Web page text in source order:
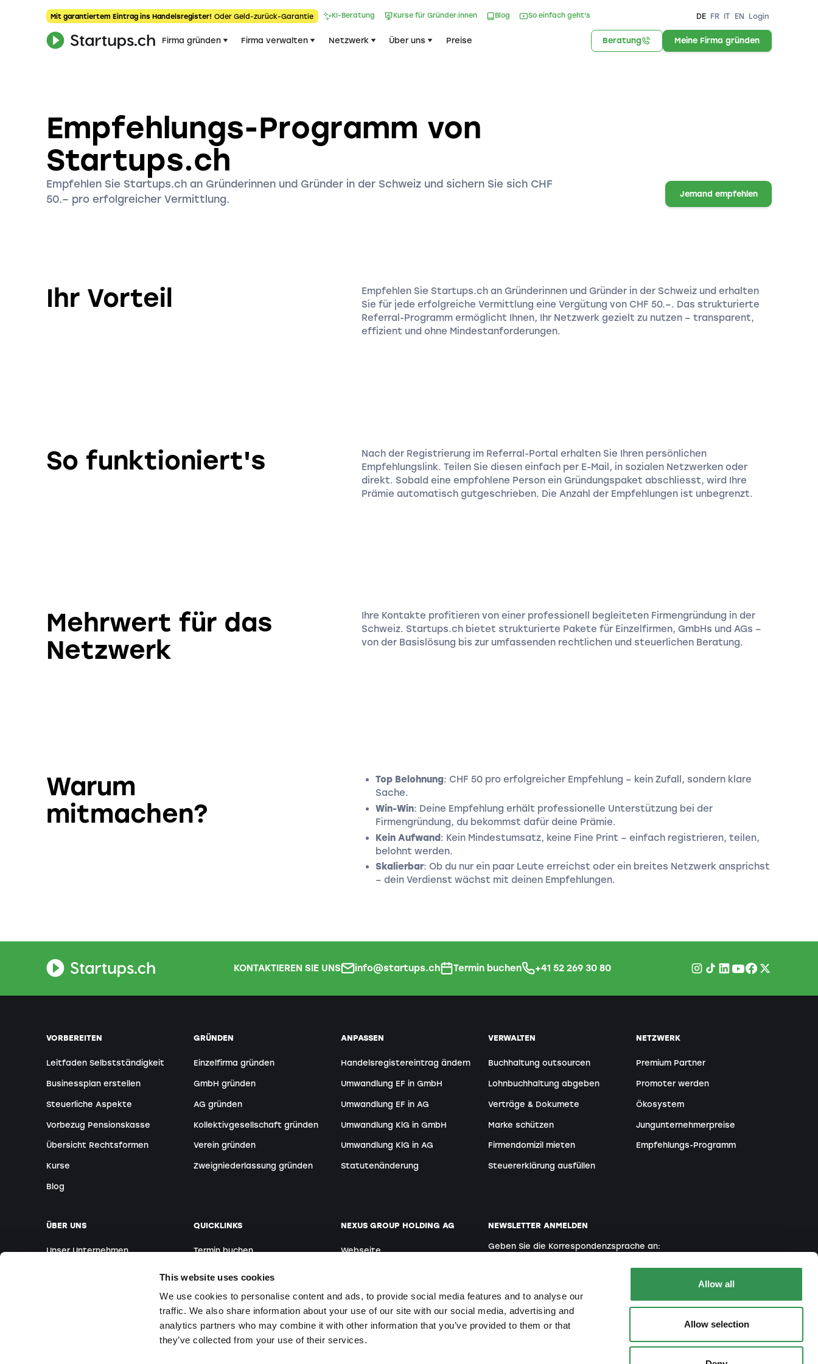
This website uses cookies
We use cookies to personalise content and ads, to provide social media features and to analyse our
traffic. We also share information about your use of our site with our social media, advertising and
analytics partners who may combine it with other information that you’ve provided to them or that
they’ve collected from your use of their services.
Allow all
Allow selection
Mit garantiertem Eintrag ins Handelsregister! Oder Geld-zurück-Garantie​ KI-Beratung Kurse für Gründer:innen Blog So einfach geht's DE FR IT EN Login
Firma gründen Firma verwalten Netzwerk Über uns Preise Beratung Meine Firma gründen
Empfehlungs-Programm von
Startups.ch
Empfehlen Sie Startups.ch an Gründerinnen und Gründer in der Schweiz und sichern Sie sich CHF
50.– pro erfolgreicher Vermittlung.
Jemand empfehlen
Ihr Vorteil
Empfehlen Sie Startups.ch an Gründerinnen und Gründer in der Schweiz und erhalten
Sie für jede erfolgreiche Vermittlung eine Vergütung von CHF 50.–. Das strukturierte
Referral-Programm ermöglicht Ihnen, Ihr Netzwerk gezielt zu nutzen – transparent,
effizient und ohne Mindestanforderungen.
So funktioniert's
Nach der Registrierung im Referral-Portal erhalten Sie Ihren persönlichen
Empfehlungslink. Teilen Sie diesen einfach per E-Mail, in sozialen Netzwerken oder
direkt. Sobald eine empfohlene Person ein Gründungspaket abschliesst, wird Ihre
Prämie automatisch gutgeschrieben. Die Anzahl der Empfehlungen ist unbegrenzt.
Mehrwert für das
Netzwerk
Ihre Kontakte profitieren von einer professionell begleiteten Firmengründung in der
Schweiz. Startups.ch bietet strukturierte Pakete für Einzelfirmen, GmbHs und AGs –
von der Basislösung bis zur umfassenden rechtlichen und steuerlichen Beratung.
Warum
mitmachen?
Top Belohnung: CHF 50 pro erfolgreicher Empfehlung – kein Zufall, sondern klare
Sache.
Win-Win: Deine Empfehlung erhält professionelle Unterstützung bei der
Firmengründung, du bekommst dafür deine Prämie.
Kein Aufwand : Kein Mindestumsatz, keine Fine Print – einfach registrieren, teilen,
belohnt werden.
Skalierbar: Ob du nur ein paar Leute erreichst oder ein breites Netzwerk ansprichst
– dein Verdienst wächst mit deinen Empfehlungen.
KONTAKTIEREN SIE UNS info@startups.ch Termin buchen +41 52 269 30 80
VORBEREITEN
Leitfaden Selbstständigkeit
Businessplan erstellen
Steuerliche Aspekte
Vorbezug Pensionskasse
Übersicht Rechtsformen
Kurse
Blog
GRÜNDEN
Einzelfirma gründen
GmbH gründen
AG gründen
Kollektivgesellschaft gründen
Verein gründen
Zweigniederlassung gründen
ANPASSEN
Handelsregistereintrag ändern
Umwandlung EF in GmbH
Umwandlung EF in AG
Umwandlung KlG in GmbH
Umwandlung KlG in AG
Statutenänderung
VERWALTEN
Buchhaltung outsourcen
Lohnbuchhaltung abgeben
Verträge & Dokumete
Marke schützen
Firmendomizil mieten
Steuererklärung ausfüllen
NETZWERK
Premium Partner
Promoter werden
Ökosystem
Jungunternehmerpreise
Empfehlungs-Programm
ÜBER UNS
Unser Unternehmen
QUICKLINKS
Termin buchen
Webinare
Kurse vor Ort
Fragen & Antworten
NEXUS GROUP HOLDING AG
Webseite
NEWSLETTER ANMELDEN
Geben Sie die Korrespondenzsprache an:
Datenschutzrichtlinie
einverstanden.